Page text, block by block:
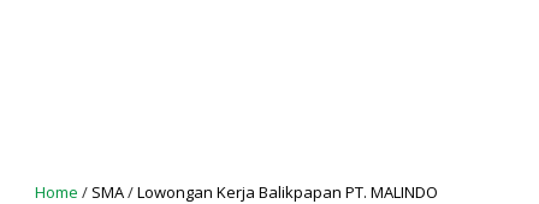
Home / SMA/Lowongan Kerja Balikpapan PT. MALINDO